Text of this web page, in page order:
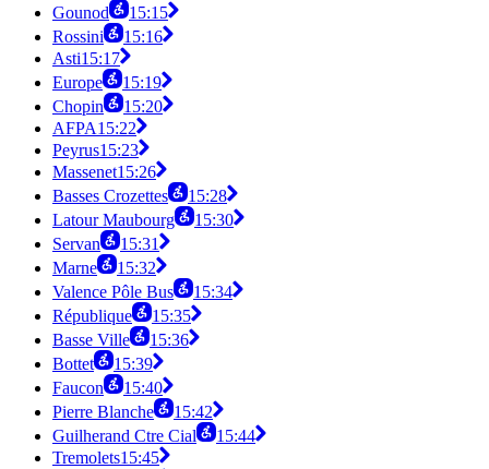
Gounod
15:15
Rossini
15:16
Asti15:17
Europe
15:19
Chopin
15:20
AFPA15:22
Peyrus15:23
Massenet15:26
Basses Crozettes
15:28
Latour Maubourg
15:30
Servan
15:31
Marne
15:32
Valence Pôle Bus
15:34
République
15:35
Basse Ville
15:36
Bottet
15:39
Faucon
15:40
Pierre Blanche
15:42
Guilherand Ctre Cial
15:44
Tremolets15:45